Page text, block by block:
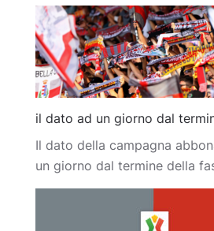
il dato ad un giorno dal
Il dato della campagna
un giorno dal termine della